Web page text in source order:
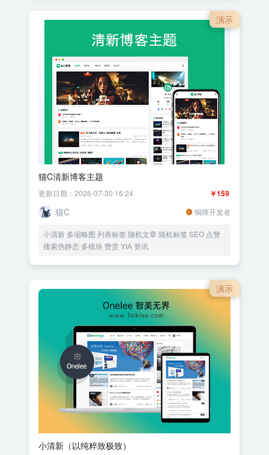
演示
猫C清新博客主题
￥159
更新日期：2026-07-30 16:24
猫C 铜牌开发者
小清新 多缩略图 列表标签 随机文章 随机标签 SEO 点赞
搜索伪静态 多模块 赞赏 YIA 资讯
演示
小清新（以纯粹致极致）